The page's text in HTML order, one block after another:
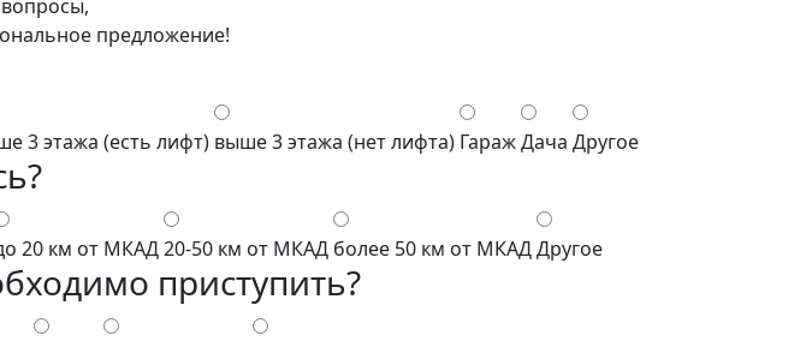
предложение!
3 этажа (есть лифт) выше 3 этажа (нет лифта) ГаражДача Другое
20 км от МКАД20-50 км от МКАД более 50 км от МКАДДругое
приступить?